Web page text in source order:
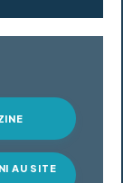
AU SITE